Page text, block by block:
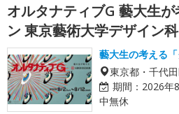
オルタナティブG 藝大生
ン 東京藝術大学デザイン
藝大生の考える
東京都・千代
期間： 2026年
中無休